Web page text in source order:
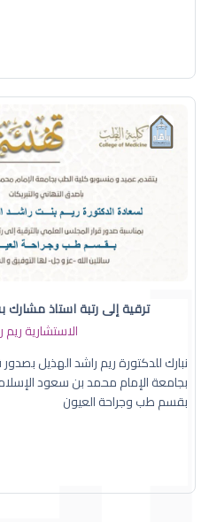
ترقية إلى رتبة استاذ
الاستشارية
نبارك للدكتورة ريم راشد الهذيل
بجامعة الإمام محمد بن سعود
بقسم طب وجراحة العيون